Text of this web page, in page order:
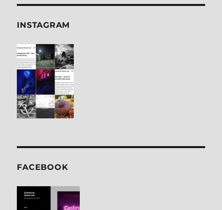
INSTA­GRAM
FACE­BOOK